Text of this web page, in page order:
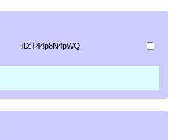
ID:T44p8N4pWQ